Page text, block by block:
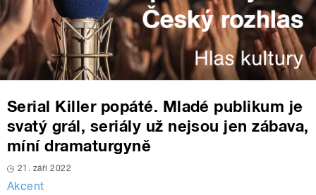
Serial Killer popáté. Mladé publikum je
svatý grál, seriály už nejsou jen zábava,
míní dramaturgyně
21. září 2022
Akcent